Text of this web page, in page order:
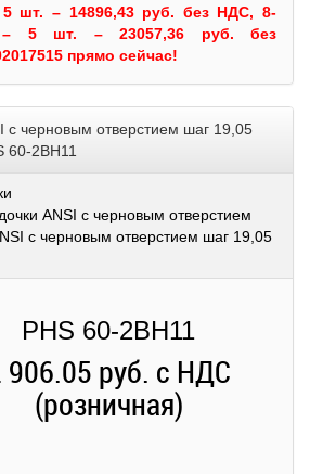
5 шт. – 14896,43 руб. без НДС, 8-
– 5 шт. – 23057,36 руб. без
прямо сейчас!
с черновым отверстием шаг 19,05
60-2BH11
ANSI с черновым отверстием
с черновым отверстием шаг 19,05
PHS 60-2BH11
906.05 руб. с НДС
(розничная)